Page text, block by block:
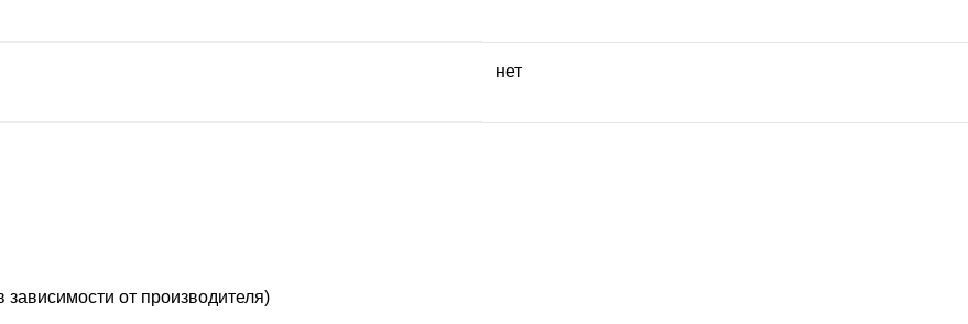
нет
от производителя)